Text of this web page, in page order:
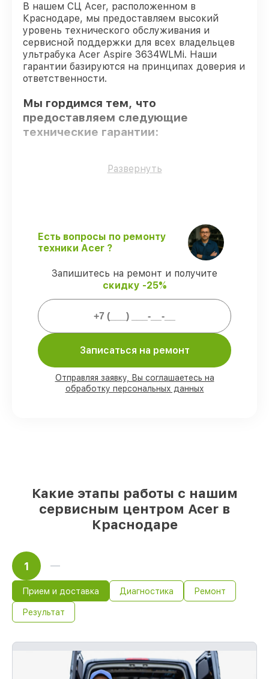
В нашем СЦ Acer, расположенном в
Краснодаре, мы предоставляем высокий
уровень технического обслуживания и
сервисной поддержки для всех владельцев
ультрабука Acer Aspire 3634WLMi. Наши
гарантии базируются на принципах доверия и
ответственности.
Мы гордимся тем, что
предоставляем следующие
технические гарантии:
Только фирменные комплектующие
Соблюдение сроков починки–
восстановление ультрабука Aspire
3634WLMi выполняется строго в
оговоренные сроки.
Гарантийное обслуживание
обслуживаем ультрабуков всегда со
строгим соблюдением гарантийных
обязательств.
Мы гарантируем:
80%работ под контролем клиента
Развернуть
Есть вопросы по ремонту
техники Acer ?
Запишитесь на ремонт и получите
скидку -25%
Записаться на ремонт
Отправляя заявку, Вы соглашаетесь на
обработку персональных данных
Какие этапы работы с нашим
сервисным центром Acer в
Краснодаре
1
Прием и доставка Диагностика Ремонт
Результат